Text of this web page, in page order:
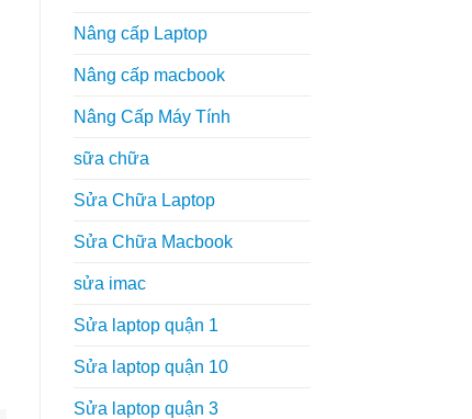
Nâng cấp Laptop
Nâng cấp macbook
Nâng Cấp Máy Tính
sữa chữa
Sửa Chữa Laptop
Sửa Chữa Macbook
sửa imac
Sửa laptop quận 1
Sửa laptop quận 10
Sửa laptop quận 3